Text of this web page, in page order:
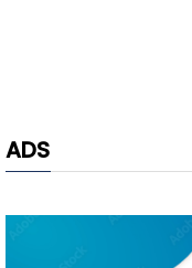
ADS